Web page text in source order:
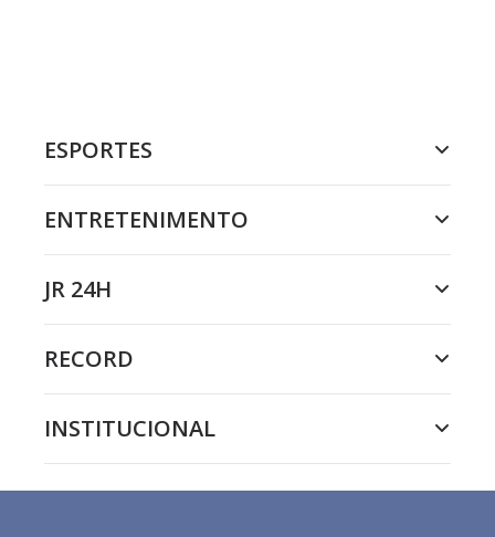
ESPORTES
ENTRETENIMENTO
JR 24H
RECORD
INSTITUCIONAL